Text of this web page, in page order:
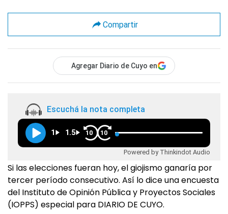
Compartir
Agregar Diario de Cuyo en
Escuchá la nota completa
1 1.5 10 10
Powered by Thinkindot Audio
Si las elecciones fueran hoy, el giojismo ganaría por
tercer período consecutivo. Así lo dice una encuesta
del Instituto de Opinión Pública y Proyectos Sociales
(IOPPS) especial para DIARIO DE CUYO.